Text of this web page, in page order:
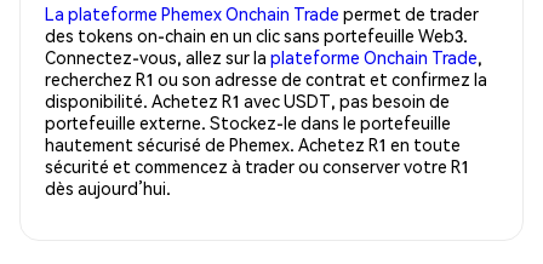
La plateforme Phemex Onchain Trade permet de trader
des tokens on-chain en un clic sans portefeuille Web3.
Connectez-vous, allez sur la plateforme Onchain Trade,
recherchez R1 ou son adresse de contrat et confirmez la
disponibilité. Achetez R1 avec USDT, pas besoin de
portefeuille externe. Stockez-le dans le portefeuille
hautement sécurisé de Phemex. Achetez R1 en toute
sécurité et commencez à trader ou conserver votre R1
dès aujourd’hui.